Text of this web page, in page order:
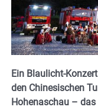
Ein Blaulicht-
den Chinesischen
Hohenaschau –